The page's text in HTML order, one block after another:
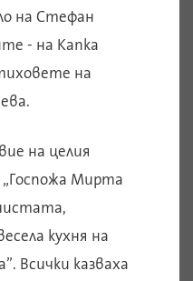
на Стефан
- на Капка
на
на целия
„Госпожа Мирта
кухня на
Всички казваха